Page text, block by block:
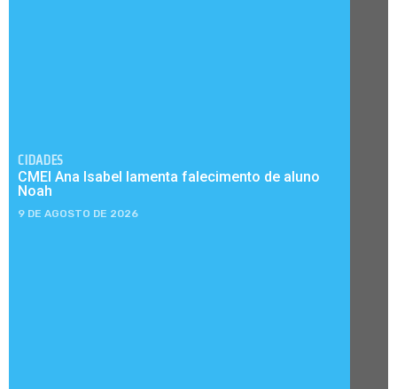
CIDADES
CMEI Ana Isabel lamenta falecimento de aluno
Noah
9 DE AGOSTO DE 2026